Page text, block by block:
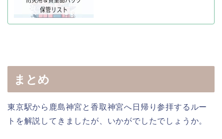
まとめ
東京駅から鹿島神宮と香取神宮へ日帰り参拝するルー
トを解説してきましたが、いかがでしたでしょうか。